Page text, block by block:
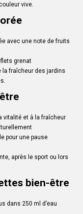
vive.
avec une note de fruits
grenat
la fraîcheur des jardins
vitalité et à la fraîcheur
pour une pause
après le sport ou lors
bien-être
dans 250 ml d’eau